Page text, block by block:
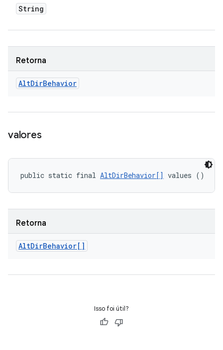
String
Retorna
AltDirBehavior
valores
public static final AltDirBehavior[] values ()
Retorna
AltDirBehavior[]
Isso foi útil?